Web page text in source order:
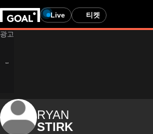
Live 티켓
RYAN
STIRK